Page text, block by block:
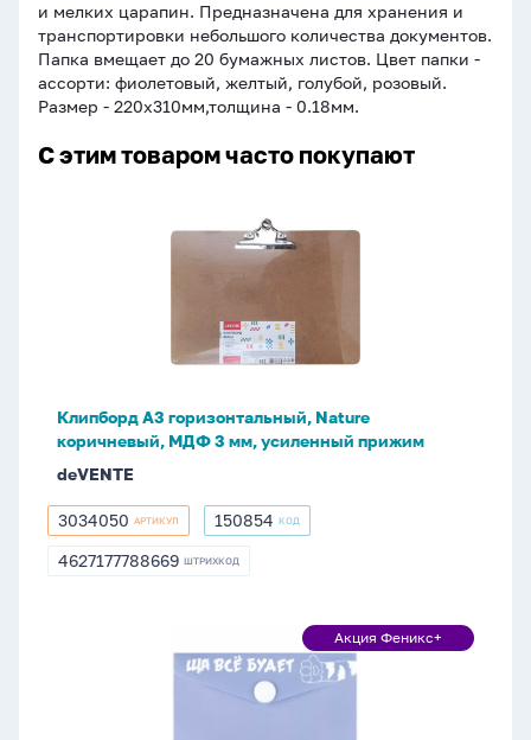
и мелких царапин. Предназначена для хранения и
транспортировки небольшого количества документов.
Папка вмещает до 20 бумажных листов. Цвет папки -
ассорти: фиолетовый, желтый, голубой, розовый.
Размер - 220х310мм,толщина - 0.18мм.
С этим товаром часто покупают
горизонтальный,
усиленный
прижим
Клипборд А3 горизонтальный, Nature
коричневый, МДФ 3 мм, усиленный прижим
deVENTE
3034050
3034050 АРТИКУЛ 150854
150854 КОД
4627177788669
4627177788669 ШТРИХКОД
Акция
Акция Феникс+